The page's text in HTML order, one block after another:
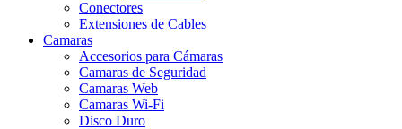
Conectores
Extensiones de Cables
Camaras
Accesorios para Cámaras
Camaras de Seguridad
Camaras Web
Camaras Wi-Fi
Disco Duro